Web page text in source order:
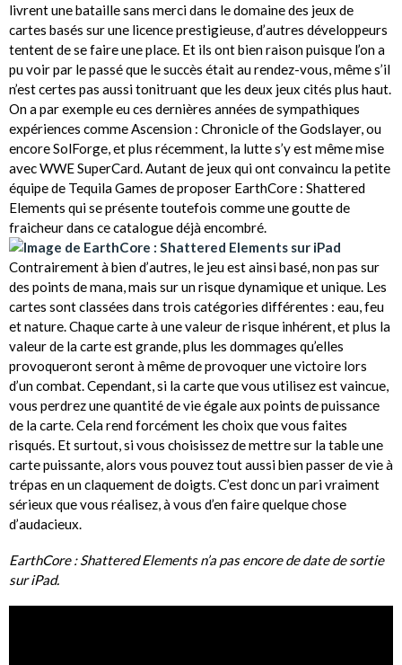
livrent une bataille sans merci dans le domaine des jeux de
cartes basés sur une licence prestigieuse, d’autres développeurs
tentent de se faire une place. Et ils ont bien raison puisque l’on a
pu voir par le passé que le succès était au rendez-vous, même s’il
n’est certes pas aussi tonitruant que les deux jeux cités plus haut.
On a par exemple eu ces dernières années de sympathiques
expériences comme Ascension : Chronicle of the Godslayer, ou
encore SolForge, et plus récemment, la lutte s’y est même mise
avec WWE SuperCard. Autant de jeux qui ont convaincu la petite
équipe de Tequila Games de proposer EarthCore : Shattered
Elements qui se présente toutefois comme une goutte de
fraicheur dans ce catalogue déjà encombré.
Contrairement à bien d’autres, le jeu est ainsi basé, non pas sur
des points de mana, mais sur un risque dynamique et unique. Les
cartes sont classées dans trois catégories différentes : eau, feu
et nature. Chaque carte à une valeur de risque inhérent, et plus la
valeur de la carte est grande, plus les dommages qu’elles
provoqueront seront à même de provoquer une victoire lors
d’un combat. Cependant, si la carte que vous utilisez est vaincue,
vous perdrez une quantité de vie égale aux points de puissance
de la carte. Cela rend forcément les choix que vous faites
risqués. Et surtout, si vous choisissez de mettre sur la table une
carte puissante, alors vous pouvez tout aussi bien passer de vie à
trépas en un claquement de doigts. C’est donc un pari vraiment
sérieux que vous réalisez, à vous d’en faire quelque chose
d’audacieux.
EarthCore : Shattered Elements n’a pas encore de date de sortie
sur iPad.